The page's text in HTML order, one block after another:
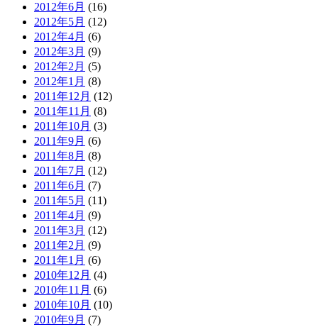
2012年6月 (16)
2012年5月 (12)
2012年4月 (6)
2012年3月 (9)
2012年2月 (5)
2012年1月 (8)
2011年12月 (12)
2011年11月 (8)
2011年10月 (3)
2011年9月 (6)
2011年8月 (8)
2011年7月 (12)
2011年6月 (7)
2011年5月 (11)
2011年4月 (9)
2011年3月 (12)
2011年2月 (9)
2011年1月 (6)
2010年12月 (4)
2010年11月 (6)
2010年10月 (10)
2010年9月 (7)